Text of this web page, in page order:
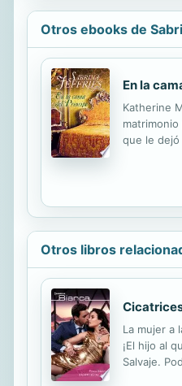
Otros ebooks de
En la
Katherine
que le dejó
Lovelace
su deseo
él, pero
Otros libros
La mujer a
¡El hijo al
Salvaje.